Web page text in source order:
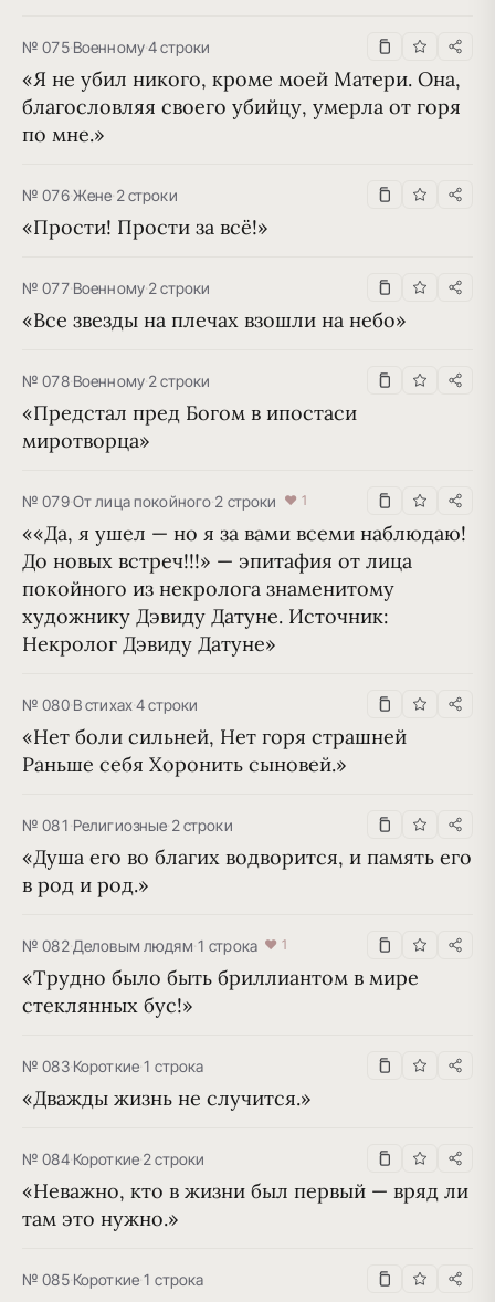
№ 075·Военному·4 строки
«Я не убил никого, кроме моей Матери. Она,
благословляя своего убийцу, умерла от горя
по мне.»
№ 076·Жене·2 строки
«Прости! Прости за всё!»
№ 077·Военному·2 строки
«Все звезды на плечах взошли на небо»
№ 078·Военному·2 строки
«Предстал пред Богом в ипостаси
миротворца»
№ 079·От лица покойного·2 строки ♥ 1
««Да, я ушел — но я за вами вcеми наблюдаю!
До новых встреч!!!» — эпитафия от лица
покойного из некролога знаменитому
художнику Дэвиду Датуне. Источник:
Некролог Дэвиду Датуне»
№ 080·В стихах·4 строки
«Нет боли сильней, Нет горя страшней
Раньше себя Хоронить сыновей.»
№ 081·Религиозные·2 строки
«Душа его во благих водворится, и память его
в род и род.»
№ 082·Деловым людям·1 строка ♥ 1
«Трудно было быть бриллиантом в мире
стеклянных бус!»
№ 083·Короткие·1 строка
«Дважды жизнь не случится.»
№ 084·Короткие·2 строки
«Неважно, кто в жизни был первый — вряд ли
там это нужно.»
№ 085·Короткие·1 строка